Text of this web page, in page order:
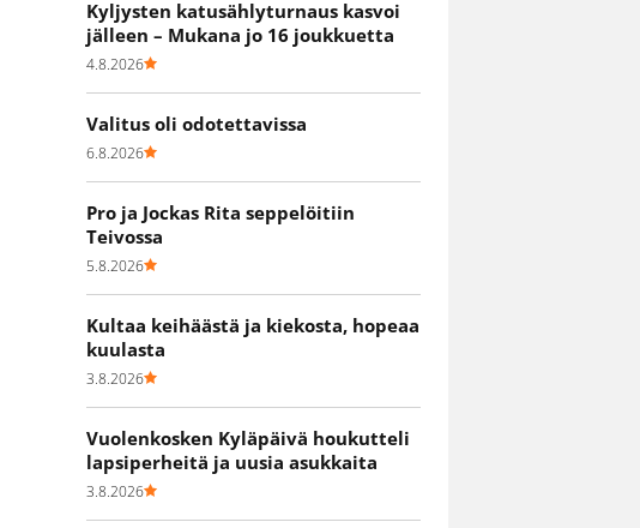
Kyljysten katusählyturnaus kasvoi
jälleen – Mukana jo 16 joukkuetta
4.8.2026
Valitus oli odotettavissa
6.8.2026
Pro ja Jockas Rita seppelöitiin
Teivossa
5.8.2026
Kultaa keihäästä ja kiekosta, hopeaa
kuulasta
3.8.2026
Vuolenkosken Kyläpäivä houkutteli
lapsiperheitä ja uusia asukkaita
3.8.2026